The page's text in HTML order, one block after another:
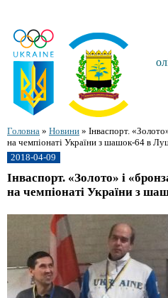
Головна » Новини » Інваспорт.
на чемпіонаті України з шашок-64 в
2018-04-09
Інваспорт. «Золото» і
на чемпіонаті України з